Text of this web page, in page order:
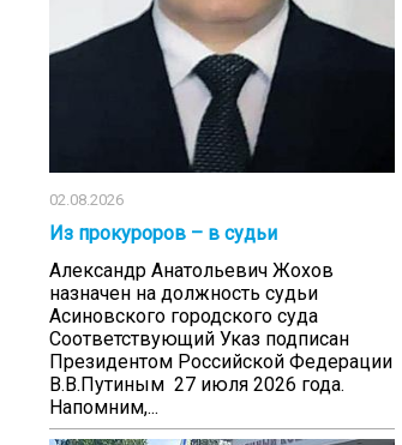
02.08.2026
Из прокуроров – в судьи
Александр Анатольевич Жохов
назначен на должность судьи
Асиновского городского суда
Соответствующий Указ подписан
Президентом Российской Федерации
В.В.Путиным 27 июля 2026 года.
Напомним,...